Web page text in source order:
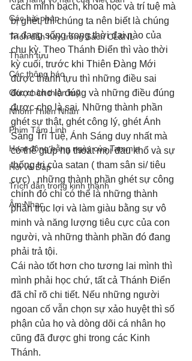
Các bài pháp
Trích dẫn hay trong Sách CL&NL
Thành tựu
Các thông báo
Góc chân thiện mỹ
Nhóm Thiên Nhãn
Phim Tâm Linh
Hoạt động hằng ngày của Tammie
Hỏi và Đáp
Trích dẫn trong kinh thánh
Âm Nhạc
cách minh bạch, khoa học và trí tuệ mà
bị ghét, thì chúng ta nên biết là chúng
ta đang sống trong thời đại nào của
chu kỳ. Theo Thánh Điển thì vào thời
kỳ cuối, trước khi Thiên Đàng Mới
được thành tựu thì những điều sai
được cho là đúng và những điều đúng
được cho là sai. Những thành phần
ghét sự thật, ghét công lý, ghét Ánh
Sáng Trí Tuệ, Ánh Sáng duy nhất mà
có thể giúp họ thoát mọi đau khổ và sự
thống trị của satan ( tham sân si/ tiêu
cực) , những thành phần ghét sự công
chính đó chỉ có thể là những thành
phần trục lợi và làm giàu bằng sự vô
minh và năng lượng tiêu cực của con
người, và những thành phần đó đang
phải trả tội.
Cái nào tốt hơn cho tương lai mình thì
mình phải học chứ, tất cả Thánh Điển
đã chỉ rõ chi tiết. Nếu những người
ngoan cố vẫn chọn sự xảo huyệt thì số
phận của họ và dòng dõi cá nhân họ
cũng đã được ghi trong các Kinh
Thánh.